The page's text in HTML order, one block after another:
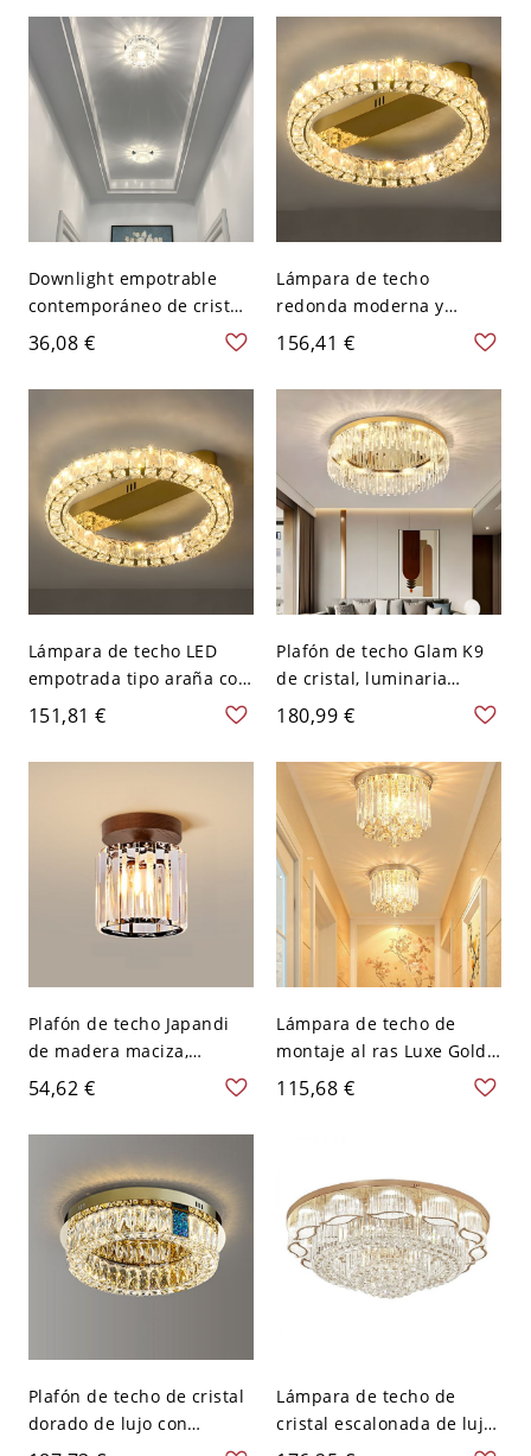
A 120 V 22,86 cm Blanco
Downlight empotrable
contemporáneo de cristal,
plafón decorativo de
techo con lente de vidrio
facetado - 110 A 120 V
Transparente 10,16 cm
Luz cálida
36,08 €
Lámpara de techo
redonda moderna y
sencilla de hierro y cristal
con LED - 110 A 120 V
40,64 cm Atenuación
continua
156,41 €
Lámpara de techo LED
empotrada tipo araña con
anillo de cristal de lujo,
acabado dorado para sala
de estar - 110 A 120 V
151,81 €
Plafón de techo Glam K9
de cristal, luminaria
redonda de acero
inoxidable con prismas
refractivos - Dorado 110 A
120 V 45,72 cm Luz cálida
180,99 €
Plafón de techo Japandi
de madera maciza,
luminaria con pantalla de
vidrio texturizado para
pasillo y dormitorio - 110
A 120 V Cilindro
54,62 €
Lámpara de techo de
montaje al ras Luxe Gold
Crystal, elegante plafón
de gotas de lluvia para
Cilindro 20,32 cm
115,68 €
Plafón de techo de cristal
dorado de lujo con
detalles de concha de
Lámpara de techo de
cristal escalonada de lujo,
candelabro de techo